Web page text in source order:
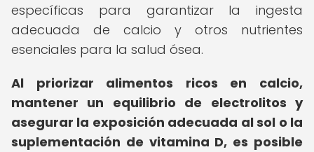
específicas para garantizar la ingesta
adecuada de calcio y otros nutrientes
esenciales para la salud ósea.
Al priorizar alimentos ricos en calcio,
mantener un equilibrio de electrolitos y
asegurar la exposición adecuada al sol o la
suplementación de vitamina D, es posible